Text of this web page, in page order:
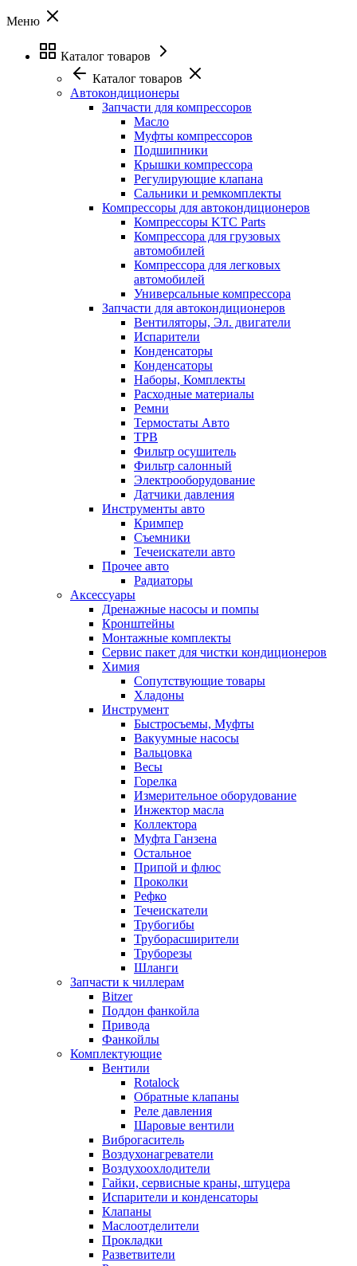
Меню
Каталог товаров
Каталог товаров
Автокондиционеры
Запчасти для компрессоров
Масло
Муфты компрессоров
Подшипники
Крышки компрессора
Регулирующие клапана
Сальники и ремкомплекты
Компрессоры для автокондиционеров
Компрессоры KTC Parts
Компрессора для грузовых
автомобилей
Компрессора для легковых
автомобилей
Универсальные компрессора
Запчасти для автокондиционеров
Вентиляторы, Эл. двигатели
Испарители
Конденсаторы
Конденсаторы
Наборы, Комплекты
Расходные материалы
Ремни
Термостаты Авто
ТРВ
Фильтр осушитель
Фильтр салонный
Электрооборудование
Датчики давления
Инструменты авто
Кримпер
Съемники
Течеискатели авто
Прочее авто
Радиаторы
Аксессуары
Дренажные насосы и помпы
Кронштейны
Монтажные комплекты
Сервис пакет для чистки кондиционеров
Химия
Сопутствующие товары
Хладоны
Инструмент
Быстросъемы, Муфты
Вакуумные насосы
Вальцовка
Весы
Горелка
Измерительное оборудование
Инжектор масла
Коллектора
Муфта Ганзена
Остальное
Припой и флюс
Проколки
Рефко
Течеискатели
Трубогибы
Труборасширители
Труборезы
Шланги
Запчасти к чиллерам
Bitzer
Поддон фанкойла
Привода
Фанкойлы
Комплектующие
Вентили
Rotalock
Обратные клапаны
Реле давления
Шаровые вентили
Виброгаситель
Воздухонагреватели
Воздухоохлодители
Гайки, сервисные краны, штуцера
Испарители и конденсаторы
Клапаны
Маслоотделители
Прокладки
Разветвители